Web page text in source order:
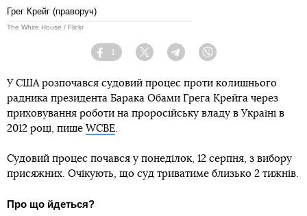
Грег Крейг (праворуч)
The White House / Flickr
Facebook
1
Twitter TelegramViber
У США розпочався судовий процес проти колишнього
радника президента Барака Обами Грега Крейга через
приховування роботи на проросійську владу в Україні в
2012 році, пише WCBE
Судовий процес почався у понеділок, 12 серпня, з вибору
присяжних. Очікують, що суд триватиме близько 2 тижнів.
Про що йдеться?